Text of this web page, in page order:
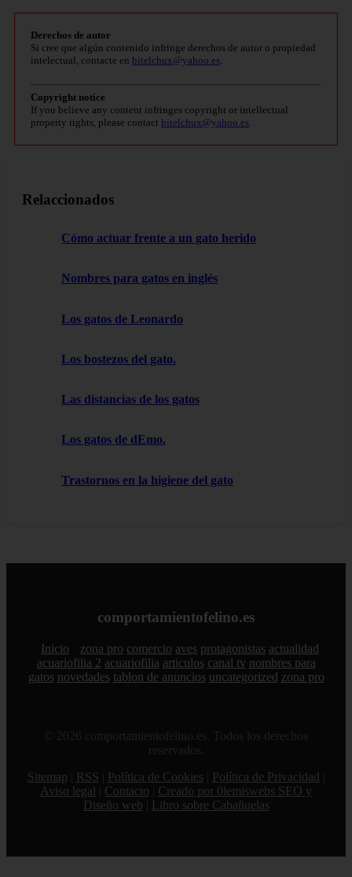
Derechos de autor
Si cree que algún contenido infringe derechos de autor o propiedad
intelectual, contacte en bitelchux@yahoo.es
Copyright notice
If you believe any content infringes copyright or intellectual
property rights, please contact bitelchux@yahoo.es
Relaccionados
Cómo actuar frente a un gato herido
Nombres para gatos en inglés
Los gatos de Leonardo
Los bostezos del gato.
Las distancias de los gatos
Los gatos de dEmo.
Trastornos en la higiene del gato
comportamientofelino.es
Inicio zona pro comercio aves protagonistas actualidad
acuariofilia 2 acuariofilia articulos canal tv nombres para
gatos novedades tablon de anuncios uncategorized zona pro
© 2026 comportamientofelino.es. Todos los derechos
reservados.
Sitemap
RSS Política de Cookies Política de Privacidad
Aviso legal
Contacto
Creado por 0lemiswebs SEO y
Diseño web
Libro sobre Cabañuelas